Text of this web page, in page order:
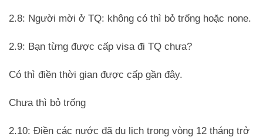
2.8: Người mời ở TQ: không có thì bỏ trống hoặc none.
2.9: Bạn từng được cấp visa đi TQ chưa?
Có thì điền thời gian được cấp gần đây.
Chưa thì bỏ trống
2.10: Điền các nước đã du lịch trong vòng 12 tháng trở